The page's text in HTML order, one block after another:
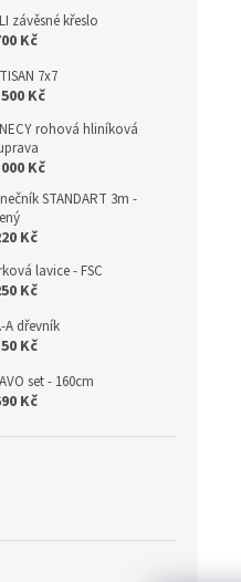
závěsné křeslo
Kč
7x7
Kč
rohová hliníková
Kč
STANDART 3m -
Kč
lavice - FSC
Kč
A dřevník
Kč
set - 160cm
Kč